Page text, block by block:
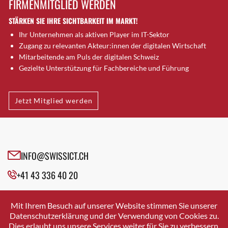
Brugg AG
Brütten
Bubendorf
Bubikon
Buchs (SG)
Bäretswil
Bülach
Cazis
Crissier
Davos Platz
Dierikon
Dietikon
FIRMENMITGLIED WERDEN
STÄRKEN SIE IHRE SICHTBARKEIT IM MARKT!
Ihr Unternehmen als aktiven Player im IT-Sektor
Zugang zu relevanten Akteur:innen der digitalen Wirtschaft
Mitarbeitende am Puls der digitalen Schweiz
Gezielte Unterstützung für Fachbereiche und Führung
Jetzt Mitglied werden
INFO@SWISSICT.CH
+41 43 336 40 20
SWISSICT
VULKANSTRASSE 120
8048 ZURICH
Mit Ihrem Besuch auf unserer Website stimmen Sie unserer
Datenschutzerklärung und der Verwendung von Cookies zu.
Dies erlaubt uns unsere Services weiter für Sie zu verbessern.